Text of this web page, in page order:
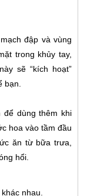
đập và vùng
trong khủy tay,
sẽ “kích hoạt”
bạn.
để dùng thêm khi
hoa vào tầm đầu
ăn từ bữa trưa,
hổi.
nhau.